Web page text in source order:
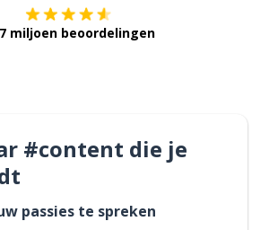
miljoen beoordelingen
#content die je
passies te spreken